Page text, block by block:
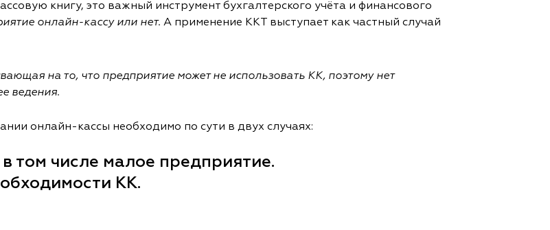
книгу, это важный инструмент бухгалтерского учёта и финансового
онлайн-кассу или нет. А применение ККТ выступает как частный случай
на то, что предприятие может не использовать КК, поэтому нет
ведения.
онлайн-кассы необходимо по сути в двух случаях:
том числе малое предприятие.
КК.